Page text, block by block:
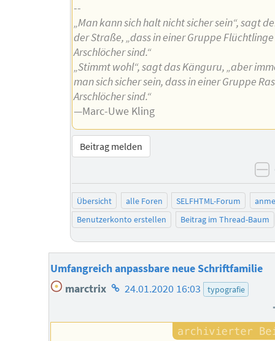
--
„Man kann sich halt nicht sicher sein“, sagt
der Straße, „dass in einer Gruppe
Arschlöcher sind.“
„Stimmt wohl“, sagt das Känguru, „aber
man sich sicher sein, dass in einer Gruppe
Arschlöcher sind.“
—Marc-Uwe Kling
Beitrag melden
Übersicht alle Foren SELFHTML-Forum
Benutzerkonto erstellen
Beitrag im Thread-Baum
Umfangreich anpassbare neue Schriftfamilie
marctrix Homepage
Autors
24.01.2020 16:03 typografie